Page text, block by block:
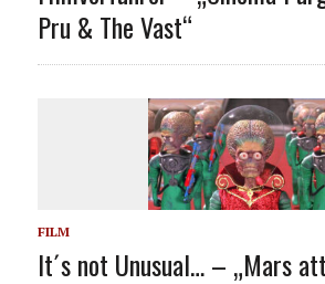
Pru & The Vast“
FILM
It´s not Unusual… – „Mars